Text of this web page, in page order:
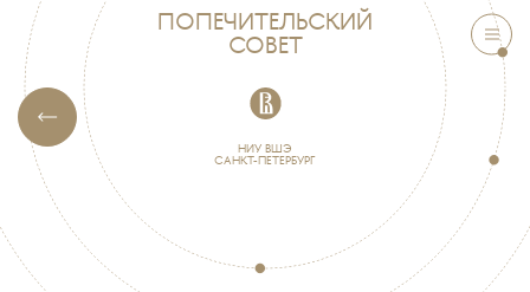
ПОПЕЧИТЕЛЬСКИЙ
СОВЕТ
Ученые
НИУ
ВШЭ
выяснили,
как
управление
эмоциями
НИУ ВШЭ
САНКТ-ПЕТЕРБУРГ